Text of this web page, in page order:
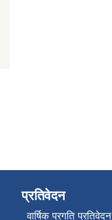
प्रतिवेदन
वार्षिक प्रगति प्रतिवेदन